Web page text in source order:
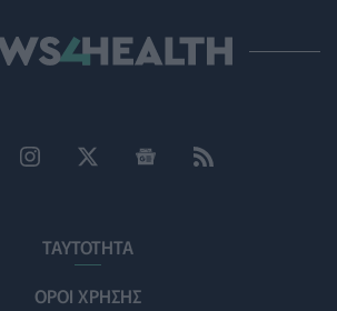
15:00
για τις επερχόμενες ζέστες - Πότε
στον γιατρό μας
14:17
ΤΑΥΤΟΤΗΤΑ
ΟΡΟΙ ΧΡΗΣΗΣ